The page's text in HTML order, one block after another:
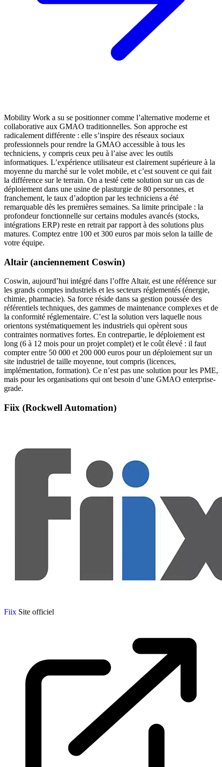
Mobility Work a su se positionner comme l’alternative moderne et
collaborative aux GMAO traditionnelles. Son approche est
radicalement différente : elle s’inspire des réseaux sociaux
professionnels pour rendre la GMAO accessible à tous les
techniciens, y compris ceux peu à l’aise avec les outils
informatiques. L’expérience utilisateur est clairement supérieure à la
moyenne du marché sur le volet mobile, et c’est souvent ce qui fait
la différence sur le terrain. On a testé cette solution sur un cas de
déploiement dans une usine de plasturgie de 80 personnes, et
franchement, le taux d’adoption par les techniciens a été
remarquable dès les premières semaines. Sa limite principale : la
profondeur fonctionnelle sur certains modules avancés (stocks,
intégrations ERP) reste en retrait par rapport à des solutions plus
matures. Comptez entre 100 et 300 euros par mois selon la taille de
votre équipe.
Altair (anciennement Coswin)
Coswin, aujourd’hui intégré dans l’offre Altair, est une référence sur
les grands comptes industriels et les secteurs réglementés (énergie,
chimie, pharmacie). Sa force réside dans sa gestion poussée des
référentiels techniques, des gammes de maintenance complexes et de
la conformité réglementaire. C’est la solution vers laquelle nous
orientons systématiquement les industriels qui opèrent sous
contraintes normatives fortes. En contrepartie, le déploiement est
long (6 à 12 mois pour un projet complet) et le coût élevé : il faut
compter entre 50 000 et 200 000 euros pour un déploiement sur un
site industriel de taille moyenne, tout compris (licences,
implémentation, formation). Ce n’est pas une solution pour les PME,
mais pour les organisations qui ont besoin d’une GMAO enterprise-
grade.
Fiix (Rockwell Automation)
Fiix Site officiel